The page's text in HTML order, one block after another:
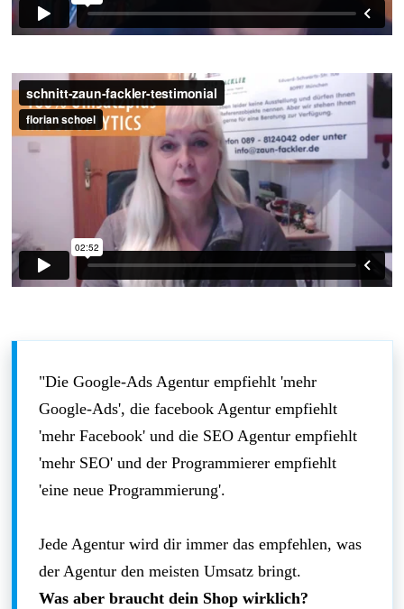
"Die Google-Ads Agentur empfiehlt 'mehr
Google-Ads', die facebook Agentur empfiehlt
'mehr Facebook' und die SEO Agentur empfiehlt
'mehr SEO' und der Programmierer empfiehlt
'eine neue Programmierung'.
Jede Agentur wird dir immer das empfehlen, was
der Agentur den meisten Umsatz bringt.
Was aber braucht dein Shop wirklich?